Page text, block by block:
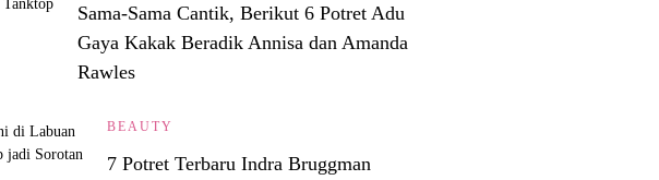
Sama-Sama Cantik, Berikut 6 Potret Adu
Gaya Kakak Beradik Annisa dan Amanda
Rawles
BEAUTY
7 Potret Terbaru Indra Bruggman